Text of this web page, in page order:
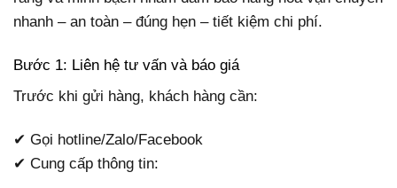
nhanh – an toàn – đúng hẹn – tiết kiệm chi phí.
Bước 1: Liên hệ tư vấn và báo giá
Trước khi gửi hàng, khách hàng cần:
✔ Gọi hotline/Zalo/Facebook
✔ Cung cấp thông tin: